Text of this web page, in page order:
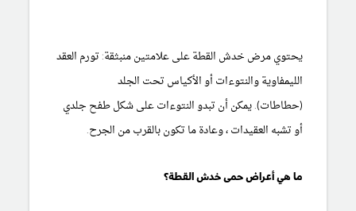
يحتوي مرض خدش القطة على علامتين منبثقة: تورم العقد
الليمفاوية والنتوءات أو الأكياس تحت الجلد
(حطاطات). يمكن أن تبدو النتوءات على شكل طفح جلدي
أو تشبه العقيدات ، وعادة ما تكون بالقرب من الجرح.
ما هي أعراض حمى خدش القطة؟